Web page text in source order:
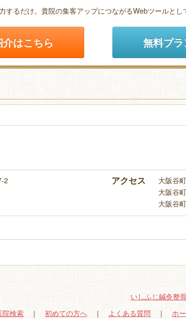
るだけ。貴院の集客アップにつながるWebツールとし
はこちら 無料プ
アクセス
大阪谷
大阪谷
大阪谷
いしふじ鍼灸整
院検索 ｜ 初めての方へ ｜ よくある質問 ｜ ホ